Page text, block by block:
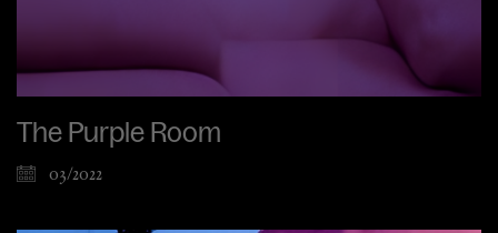
The Purple Room
03/2022